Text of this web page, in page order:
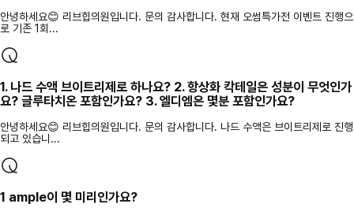
안녕하세요😊 리브힙의원입니다. 문의 감사합니다. 현재 오썸특가전 이벤트 진행으
로 기존 1회...
1. 나드 수액 브이트리제로 하나요? 2. 항상화 칵테일은 성분이 무엇인가
요? 글루타치온 포함인가요? 3. 엘디엠은 몇분 포함인가요?
안녕하세요😊 리브힙의원입니다. 문의 감사합니다. 나드 수액은 브이트리제로 진행
되고 있습니...
1 ample이 몇 미리인가요?